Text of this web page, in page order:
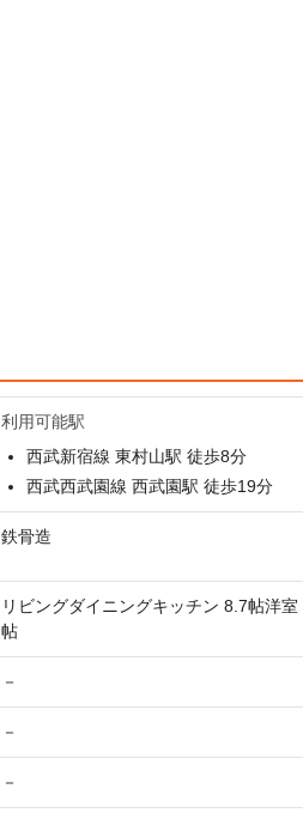
利用可能駅
西武新宿線 東村山駅 徒歩8分
西武西武園線 西武園駅 徒歩19分
鉄骨造
リビングダイニングキッチン 8.7帖洋室
帖
－
－
－